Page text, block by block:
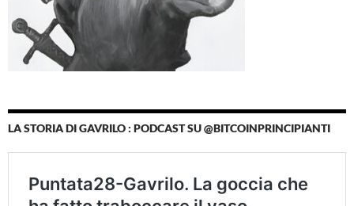
LA STORIA DI GAVRILO : PODCAST SU @BITCOINPRINCIPIANTI